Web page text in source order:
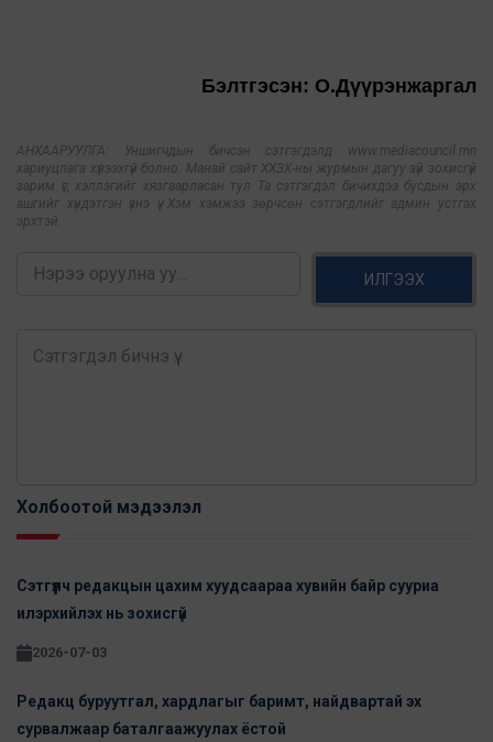
Бэлтгэсэн: О.Дүүрэнжаргал
АНХААРУУЛГА: Уншигчдын бичсэн сэтгэгдэлд www.mediacouncil.mn
хариуцлага хүлээхгүй болно. Манай сайт ХХЗХ-ны журмын дагуу зүй зохисгүй
зарим үг, хэллэгийг хязгаарласан тул Та сэтгэгдэл бичихдээ бусдын эрх
ашгийг хүндэтгэн үзнэ үү. Хэм хэмжээ зөрчсөн сэтгэгдлийг админ устгах
эрхтэй.
ИЛГЭЭХ
Холбоотой мэдээлэл
Сэтгүүлч редакцын цахим хуудсаараа хувийн байр сууриа
илэрхийлэх нь зохисгүй
2026-07-03
Редакц буруутгал, хардлагыг баримт, найдвартай эх
сурвалжаар баталгаажуулах ёстой